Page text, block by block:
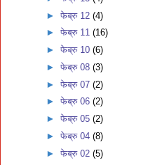
►फेब्रु 12(4)
►फेब्रु 11(16)
►फेब्रु 10(6)
►फेब्रु 08(3)
►फेब्रु 07(2)
►फेब्रु 06(2)
►फेब्रु 05(2)
►फेब्रु 04(8)
►फेब्रु 02(5)